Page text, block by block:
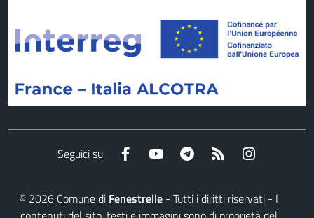
Seguici su Facebook YouTube Telegram RSS
© 2026 Comune di Fenestrelle - Tutti i diritti riservati - I